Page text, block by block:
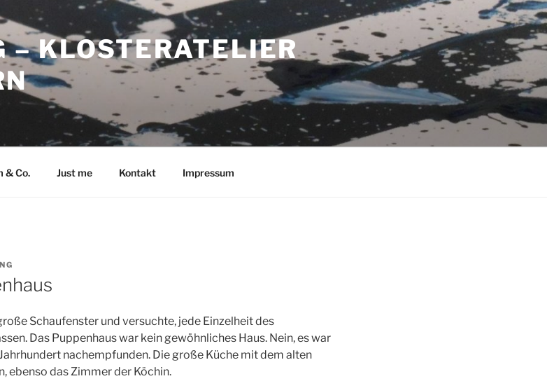
– KLOSTERATELIER
& Co. Just me Kontakt Impressum
Schaufenster und versuchte, jede Einzelheit des
Das Puppenhaus war kein gewöhnliches Haus. Nein, es war
nachempfunden. Die große Küche mit dem alten
ebenso das Zimmer der Köchin.